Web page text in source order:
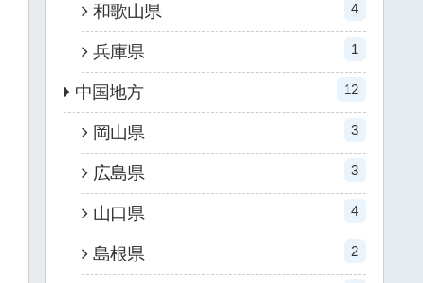
和歌山県 4
兵庫県 1
中国地方 12
岡山県 3
広島県 3
山口県 4
島根県 2